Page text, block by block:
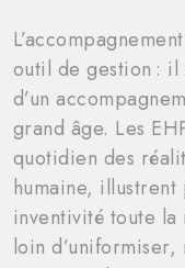
outil de gestion : il
d’un
grand âge. Les
quotidien des
humaine,
inventivité toute la
loin